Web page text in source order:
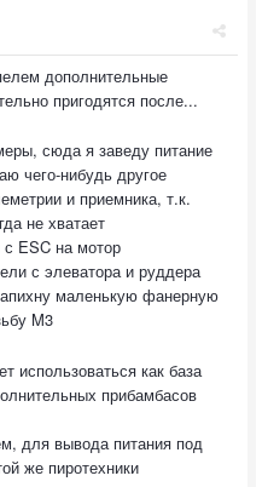
дополнительные
пригодятся после...
сюда я заведу питание
чего-нибудь другое
и приемника, т.к.
не хватает
ESC на мотор
с элеватора и руддера
маленькую фанерную
M3
использоваться как база
прибамбасов
для вывода питания под
же пиротехники